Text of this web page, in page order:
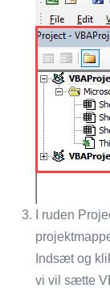
I ruden
Indsæt og
vi vil sætte